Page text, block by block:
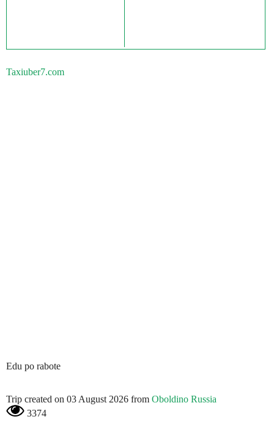
Taxiuber7.com
Edu po rabote
Trip created on 03 August 2026 from Oboldino Russia
3374